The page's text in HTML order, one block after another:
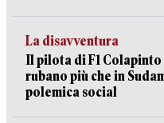
La disavventura
Il pilota di F1
rubano più che in
polemica social